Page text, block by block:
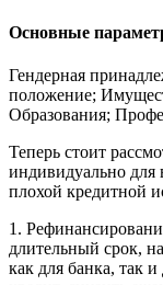
Основные
Гендерная
положение;
Образования;
Теперь стоит
индивидуально для
плохой кредитной
1.
длительный срок,
как для банка, так